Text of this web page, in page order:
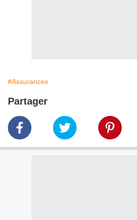
#Assurances
Partager